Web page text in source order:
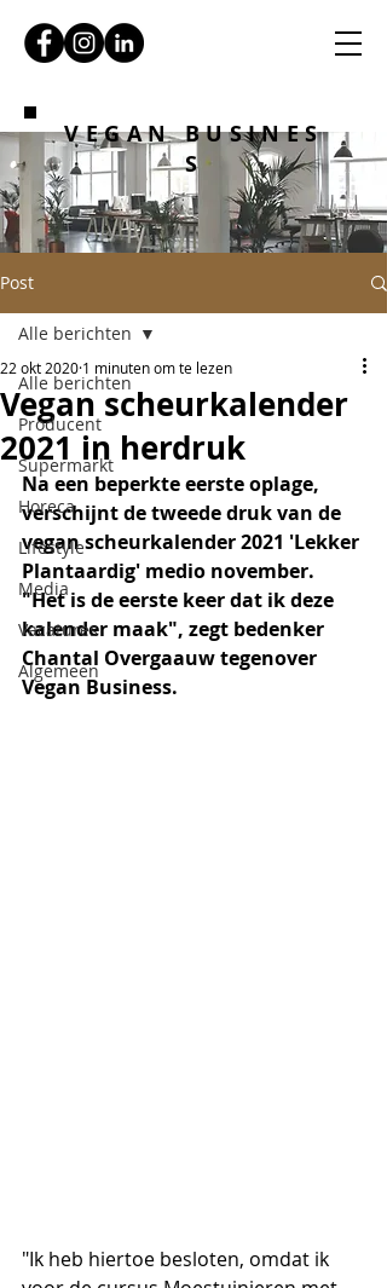
VEGAN BUSINES
S
Post
Alle berichten
Producent
Supermarkt
Horeca
Lifestyle
Media
Vacatures
Algemeen
Alle berichten
Vegan scheurkalender
2021 in herdruk
22 okt 2020 1 minuten om te lezen
Na een beperkte eerste oplage,
verschijnt de tweede druk van de
vegan scheurkalender 2021 'Lekker
Plantaardig' medio november.
"Het is de eerste keer dat ik deze
kalender maak", zegt bedenker
Chantal Overgaauw tegenover
Vegan Business.
"Ik heb hiertoe besloten, omdat ik